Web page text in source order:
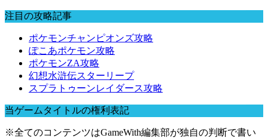
注目の攻略記事
ポケモンチャンピオンズ攻略
ぽこあポケモン攻略
ポケモンZA攻略
幻想水滸伝スターリープ
スプラトゥーンレイダース攻略
当ゲームタイトルの権利表記
※全てのコンテンツはGameWith編集部が独自の判断で書い